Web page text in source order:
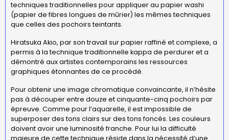
techniques traditionnelles pour appliquer au papier washi
(papier de fibres longues de mûrier) les mêmes techniques
que celles des pochoirs teintants.
Hiratsuka Akio, par son travail sur papier raffiné et complexe, a
permis à la technique traditionnelle kappa de perdurer et a
démontré aux artistes contemporains les ressources
graphiques étonnantes de ce procédé.
Pour obtenir une image chromatique convaincante, il n’hésite
pas à découper entre douze et cinquante-cinq pochoirs par
épreuve. Comme pour l’aquarelle, il est impossible de
superposer des tons clairs sur des tons foncés. Les couleurs
doivent avoir une luminosité franche. Pour lui la difficulté
majeure de cette technique réside dans la nécessité d’une